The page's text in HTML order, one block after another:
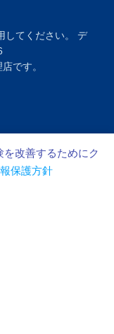
してください。 デ
です。
改善するためにク
保護方針